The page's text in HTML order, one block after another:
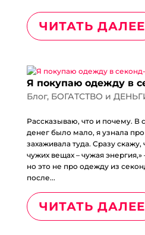
ЧИТАТЬ ДАЛЕЕ
Я покупаю одежду в
Блог, БОГАТСТВО и
Рассказываю, что и почему. В
денег было мало, я узнала
захаживала туда. Сразу
чужих вещах – чужая энергия,»
но это не про одежду из
после...
ЧИТАТЬ ДАЛЕЕ